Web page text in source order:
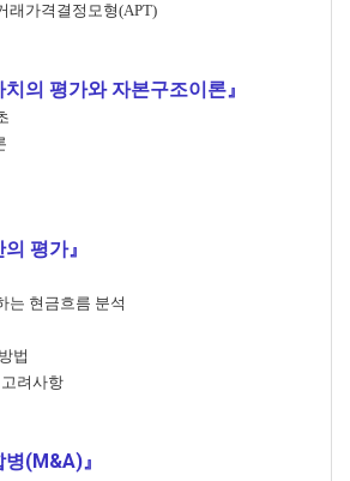
래가격결정모형(APT)
의 평가와 자본구조이론』
평가』
는 현금흐름 분석
법
려사항
(M&A)』